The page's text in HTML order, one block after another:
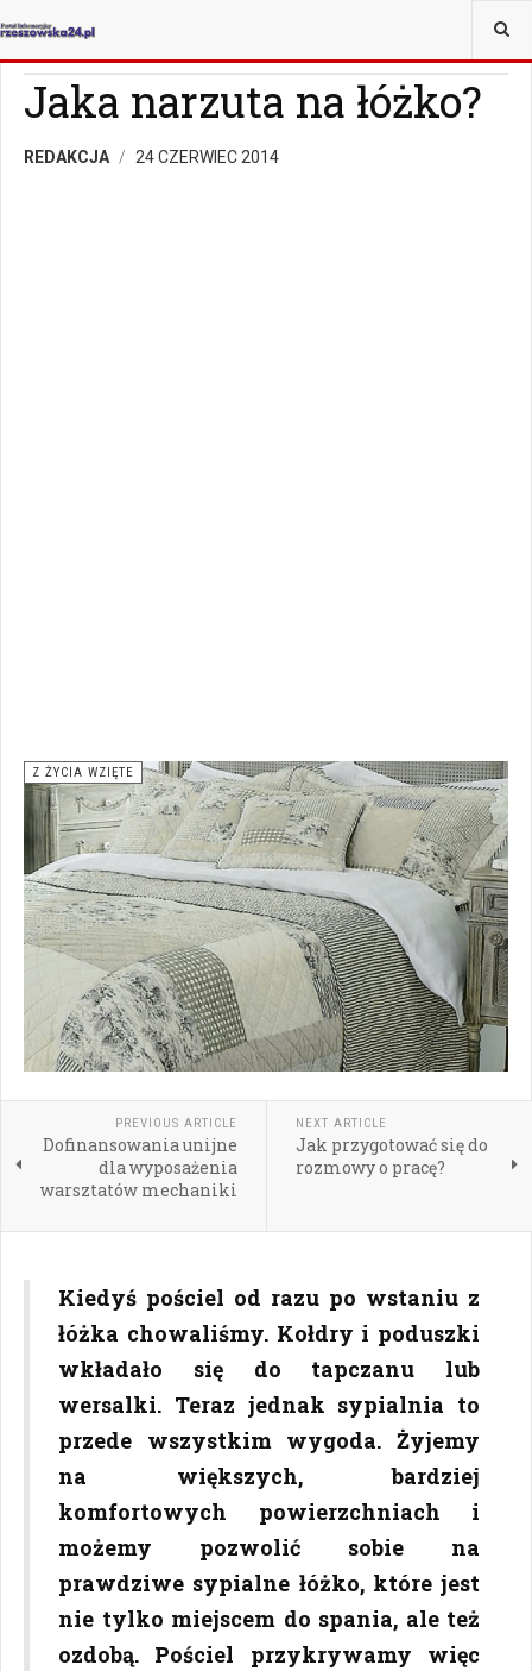
JESTEŚ TUTAJ:
Jaka narzuta na łóżko?
REDAKCJA 24 CZERWIEC 2014
Z ŻYCIA WZIĘTE
PREVIOUS ARTICLE
Dofinansowania unijne
dla wyposażenia
warsztatów mechaniki
NEXT ARTICLE
Jak przygotować się do
rozmowy o pracę?
Kiedyś pościel od razu po wstaniu z
łóżka chowaliśmy. Kołdry i poduszki
wkładało się do tapczanu lub
wersalki. Teraz jednak sypialnia to
przede wszystkim wygoda. Żyjemy
na większych, bardziej
komfortowych powierzchniach i
możemy pozwolić sobie na
prawdziwe sypialne łóżko, które jest
nie tylko miejscem do spania, ale też
ozdobą. Pościel przykrywamy więc